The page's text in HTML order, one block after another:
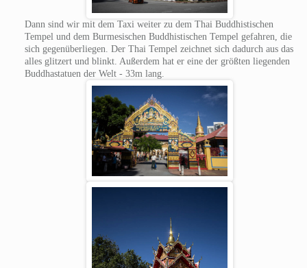
Dann sind wir mit dem Taxi weiter zu dem Thai Buddhistischen
Tempel und dem Burmesischen Buddhistischen Tempel gefahren, die
sich gegenüberliegen. Der Thai Tempel zeichnet sich dadurch aus das
alles glitzert und blinkt. Außerdem hat er eine der größten liegenden
Buddhastatuen der Welt - 33m lang.